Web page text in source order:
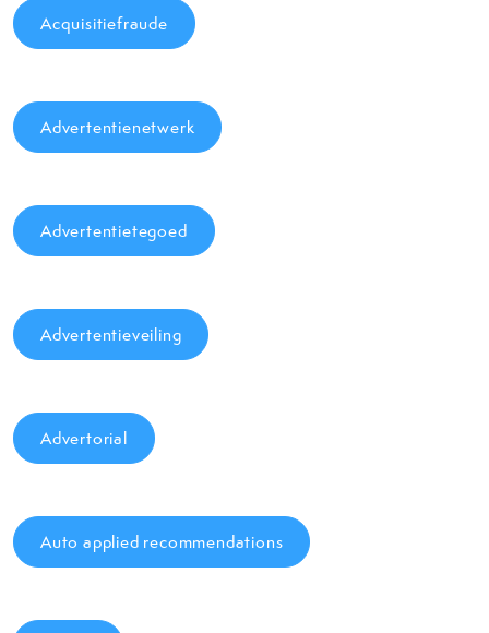
Acquisitiefraude
Advertentienetwerk
Advertentietegoed
Advertentieveiling
Advertorial
Auto applied recommendations